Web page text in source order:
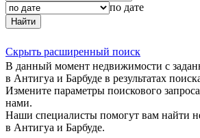
по дате
Найти
Скрыть расширенный поиск
В данный момент недвижимости с
в Антигуа и Барбуде в результатах
Измените параметры поискового
нами.
Наши специалисты помогут вам найти
в Антигуа и Барбуде.